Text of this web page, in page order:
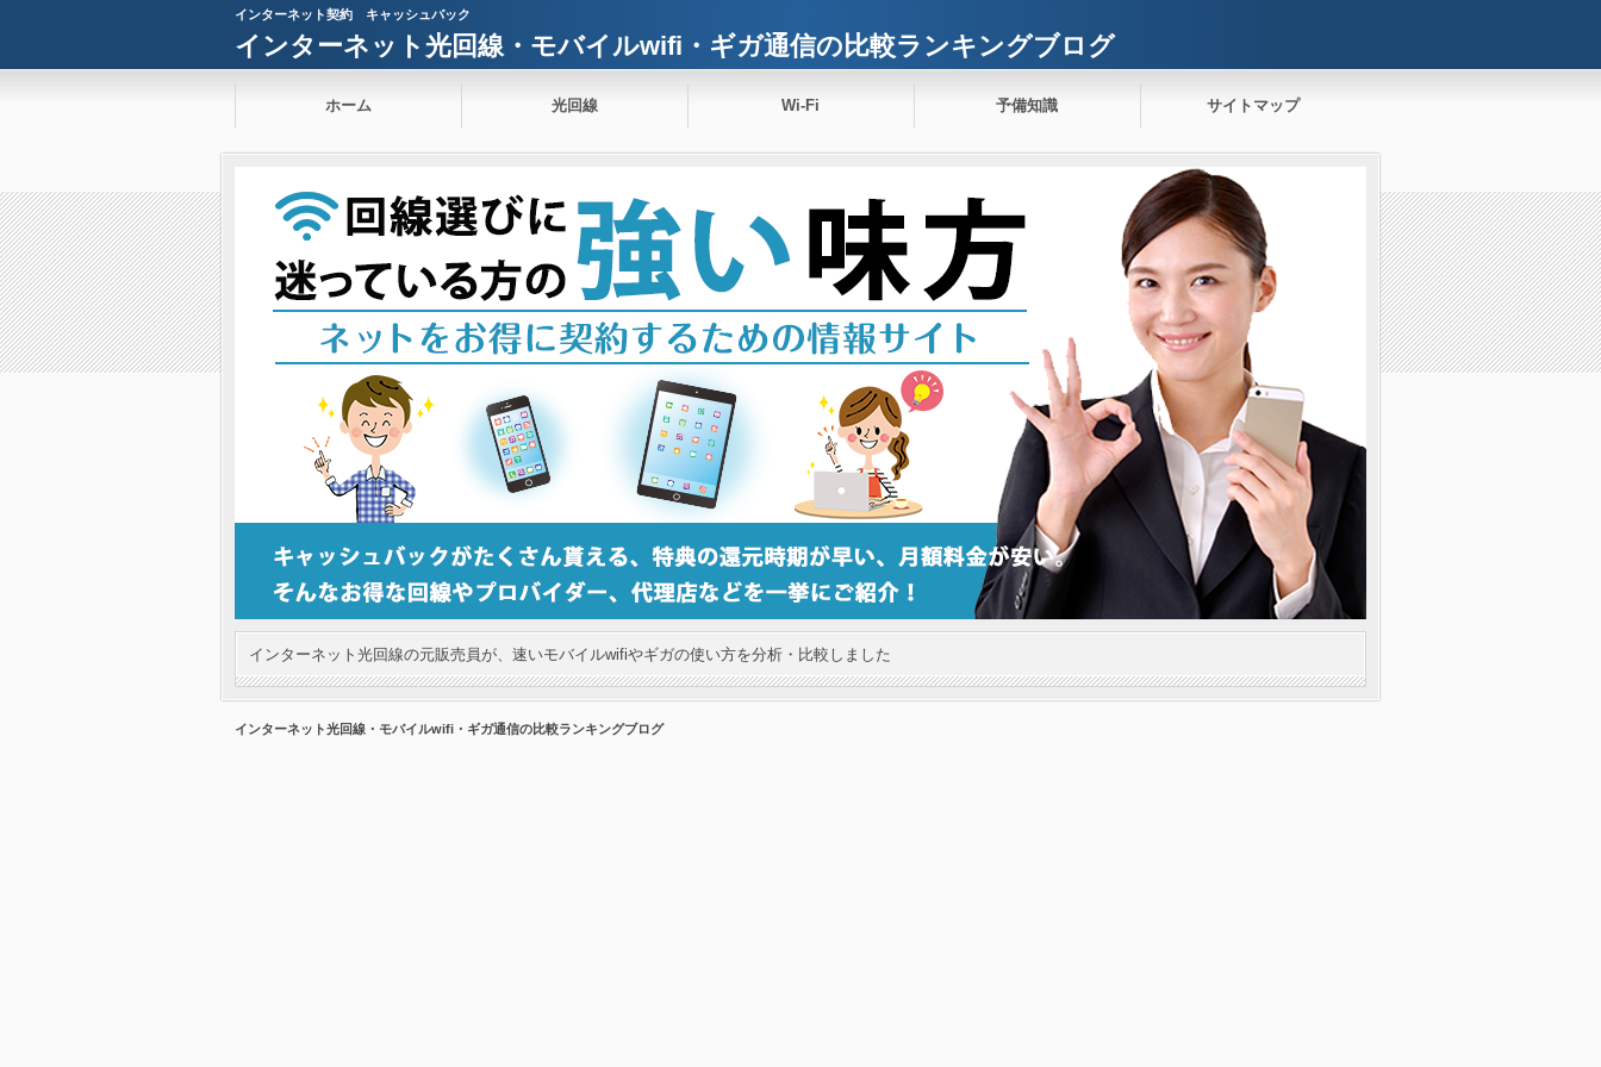
インターネット契約 キャッシュバック
インターネット光回線・モバイルwifi・ギガ通信の比較ランキングブログ
ホーム 光回線 Wi-Fi 予備知識 サイトマップ
インターネット光回線の元販売員が、速いモバイルwifiやギガの使い方を分析・比較しました
インターネット光回線・モバイルwifi・ギガ通信の比較ランキングブログ